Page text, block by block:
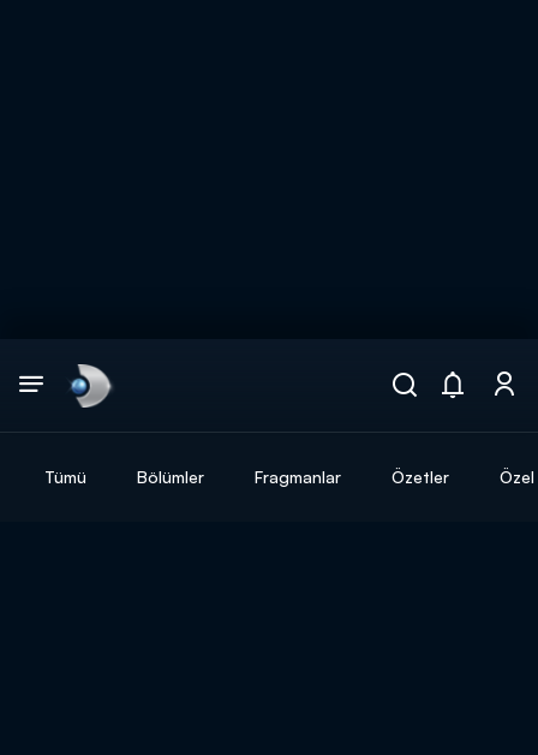
Tümü Bölümler Fragmanlar Özetler